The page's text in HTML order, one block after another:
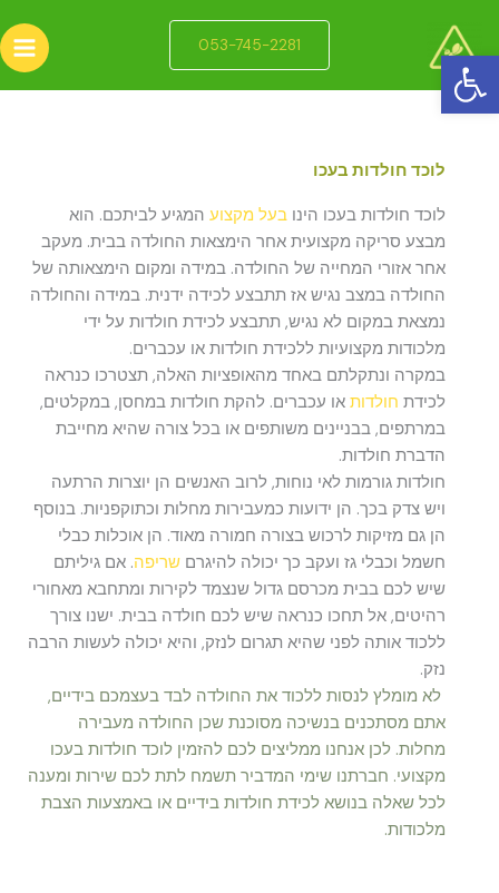
פתח סרגל נגישות
לתוכן
053-745-2281
לוכד חולדות בעכו
לוכד חולדות בעכו הינו בעל מקצוע המגיע לביתכם. הוא
מבצע סריקה מקצועית אחר הימצאות החולדה בבית. מעקב
אחר אזורי המחייה של החולדה. במידה ומקום הימצאותה של
החולדה במצב נגיש אז תתבצע לכידה ידנית. במידה והחולדה
נמצאת במקום לא נגיש, תתבצע לכידת חולדות על ידי
מלכודות מקצועיות ללכידת חולדות או עכברים.
במקרה ונתקלתם באחד מהאופציות האלה, תצטרכו כנראה
לכידת חולדות או עכברים. להקת חולדות במחסן, במקלטים,
במרתפים, בבניינים משותפים או בכל צורה שהיא מחייבת
הדברת חולדות.
חולדות גורמות לאי נוחות, לרוב האנשים הן יוצרות הרתעה
ויש צדק בכך. הן ידועות כמעבירות מחלות וכתוקפניות. בנוסף
הן גם מזיקות לרכוש בצורה חמורה מאוד. הן אוכלות כבלי
חשמל וכבלי גז ועקב כך יכולה להיגרם שריפה. אם גיליתם
שיש לכם בבית מכרסם גדול שנצמד לקירות ומתחבא מאחורי
רהיטים, אל תחכו כנראה שיש לכם חולדה בבית. ישנו צורך
ללכוד אותה לפני שהיא תגרום לנזק, והיא יכולה לעשות הרבה
נזק.
לא מומלץ לנסות ללכוד את החולדה לבד בעצמכם בידיים,
אתם מסתכנים בנשיכה מסוכנת שכן החולדה מעבירה
מחלות. לכן אנחנו ממליצים לכם להזמין לוכד חולדות בעכו
מקצועי. חברתנו שימי המדביר תשמח לתת לכם שירות ומענה
לכל שאלה בנושא לכידת חולדות בידיים או באמצעות הצבת
מלכודות.